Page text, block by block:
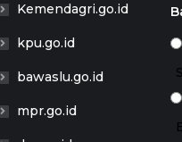
Kemendagri.go.id
kpu.go.id
bawaslu.go.id
mpr.go.id